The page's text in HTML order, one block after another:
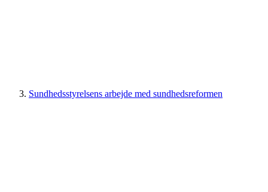
Sundhedsstyrelsens arbejde med sundhedsreformen